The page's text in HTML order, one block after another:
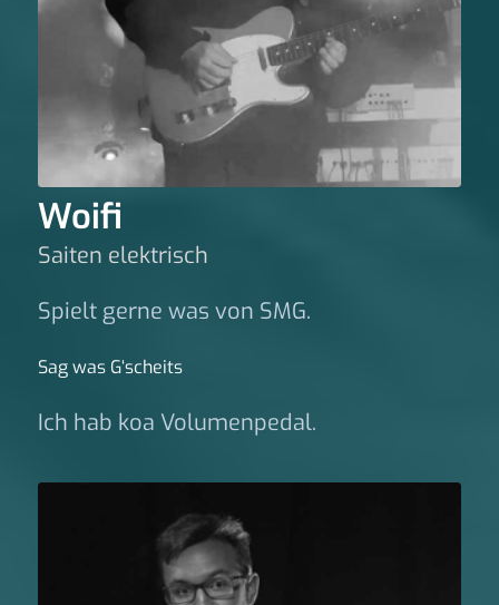
Woifi
Saiten elektrisch
Spielt gerne was von SMG.
Sag was G‘scheits
Ich hab koa Volumenpedal.